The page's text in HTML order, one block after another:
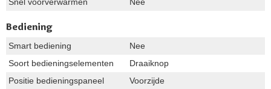
Snel voorverwarmen
Nee
Bediening
Smart bediening
Nee
Soort bedieningselementen
Draaiknop
Positie bedieningspaneel
Voorzijde